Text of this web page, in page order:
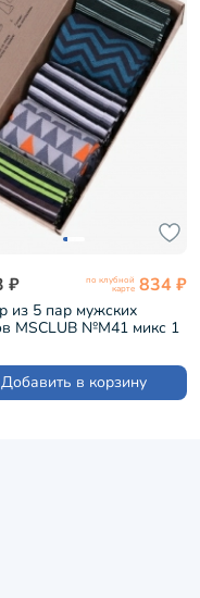
₽ по клубной
карте 834 ₽
из 5 пар мужских
MSCLUB №М41 микс 1
Добавить в корзину